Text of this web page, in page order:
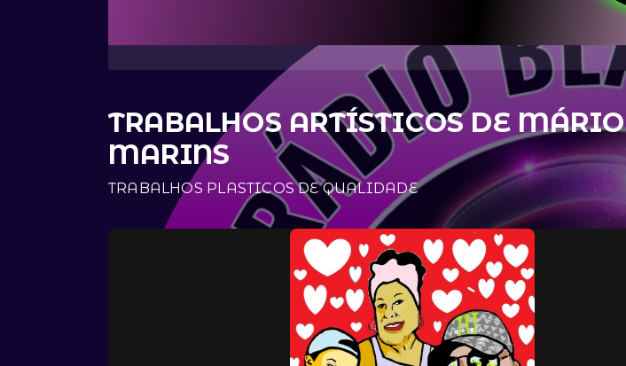
TRABALHOS ARTÍSTICOS DE MÁRIO
MARINS
TRABALHOS PLASTICOS DE QUALIDADE